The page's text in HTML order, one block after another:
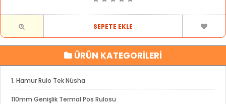
ÜRÜN KATEGORİLERİ
1. Hamur Rulo Tek Nüsha
110mm Genişlik Termal Pos Rulosu